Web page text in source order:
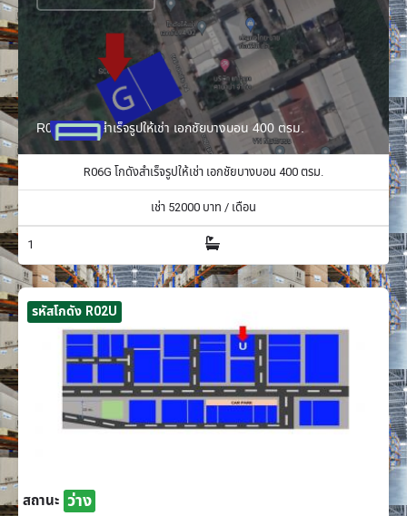
R06G โกดังสำเร็จรูปให้เช่า เอกชัยบางบอน 400 ตรม.
R06G โกดังสำเร็จรูปให้เช่า เอกชัยบางบอน 400 ตรม.
เช่า 52000 บาท / เดือน
1
รหัสโกดัง R02U
สถานะ ว่าง